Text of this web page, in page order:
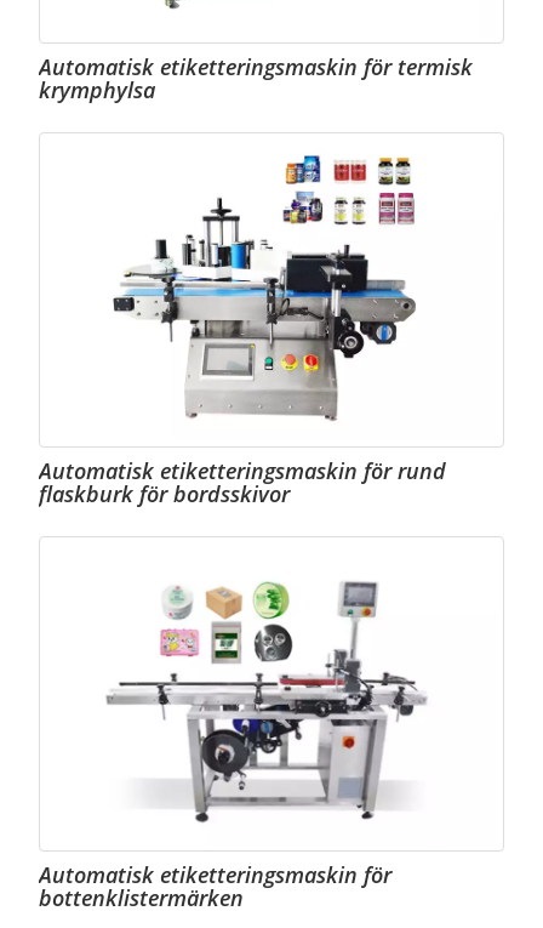
Automatisk etiketteringsmaskin för termisk
krymphylsa
Automatisk etiketteringsmaskin för rund
flaskburk för bordsskivor
Automatisk etiketteringsmaskin för
bottenklistermärken